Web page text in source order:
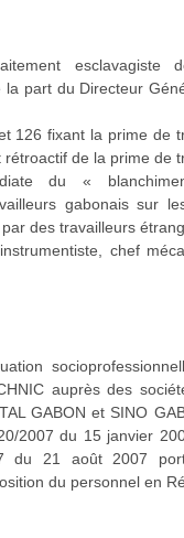
esclavagiste
part du Directeur
126 fixant la prime de
de la prime de
du «
gabonais sur
des travailleurs
chef
auprès des
GABON et SINO
2007 du 15 janvier
du 21 août 2007
du personnel en